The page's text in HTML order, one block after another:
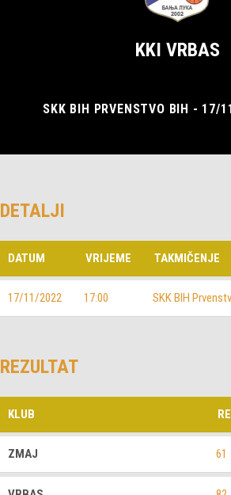
KKI VRBAS
SKK BIH PRVENSTVO BIH - 17/
DETALJI
DATUM VRIJEME TAKMIČENJE
17/11/2022 17:00 SKK BIH
REZULTAT
KLUB
ZMAJ 61